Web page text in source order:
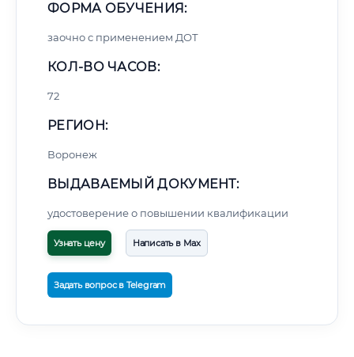
ФОРМА ОБУЧЕНИЯ:
заочно с применением ДОТ
КОЛ-ВО ЧАСОВ:
72
РЕГИОН:
Воронеж
ВЫДАВАЕМЫЙ ДОКУМЕНТ:
удостоверение о повышении квалификации
Узнать цену Написать в Max
Задать вопрос в Telegram